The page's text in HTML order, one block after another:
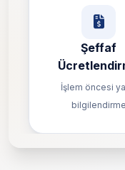
Şeffaf
İşlem öncesi
bilgilendirme